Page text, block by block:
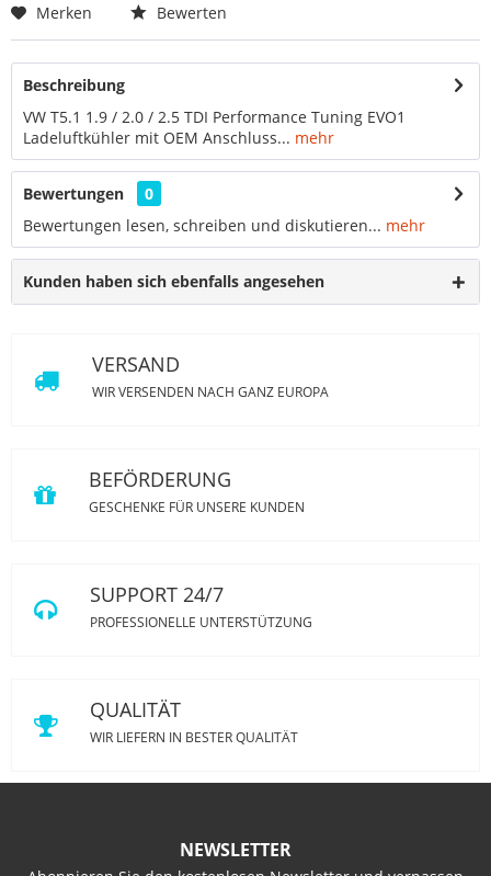
Merken Bewerten
Beschreibung
VW T5.1 1.9 / 2.0 / 2.5 TDI Performance Tuning EVO1
Ladeluftkühler mit OEM Anschluss... mehr
Bewertungen
0
Bewertungen lesen, schreiben und diskutieren... mehr
Kunden haben sich ebenfalls angesehen
VERSAND
WIR VERSENDEN NACH GANZ EUROPA
BEFÖRDERUNG
GESCHENKE FÜR UNSERE KUNDEN
SUPPORT 24/7
PROFESSIONELLE UNTERSTÜTZUNG
QUALITÄT
WIR LIEFERN IN BESTER QUALITÄT
NEWSLETTER